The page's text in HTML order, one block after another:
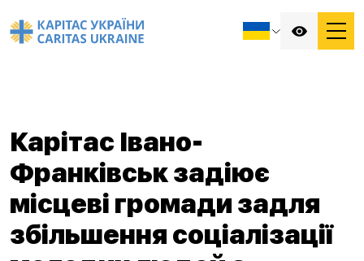
Карітас Івано-
Франківськ задіює
місцеві громади задля
збільшення соціалізації